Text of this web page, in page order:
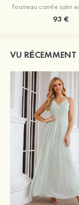
93 €
VU RÉCEMMENT